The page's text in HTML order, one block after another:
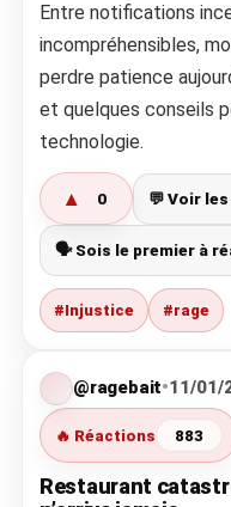
Entre notifications
incompréhensibles,
perdre patience
et quelques conseils
technologie.
▲ 0 💬 Voir
🗣️ Sois le premier à
#Injustice #rage
@ragebait•11/01/
🔥 Réactions 883
Restaurant